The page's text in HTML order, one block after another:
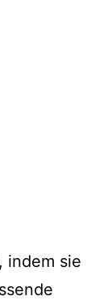
, indem sie